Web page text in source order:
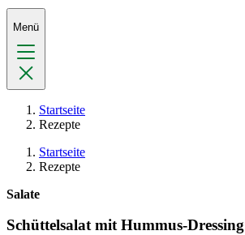
Menü
Startseite
Rezepte
Startseite
Rezepte
Salate
Schüttelsalat mit Hummus-Dressing